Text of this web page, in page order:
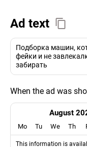
Ad text
Подборка машин,
фейки и не
забирать
When the ad was
August
Mo Tu We Th
This information is